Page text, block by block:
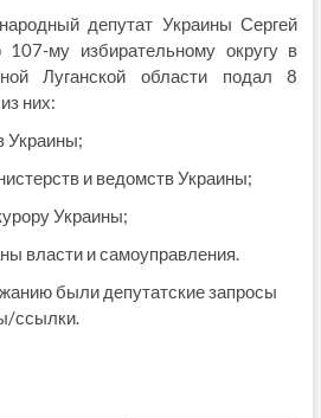
депутат Украины Сергей
му избирательному округу в
Луганской области подал 8
них:
Украины;
и ведомств Украины;
Украины;
власти и самоуправления.
были депутатские запросы
ссылки.